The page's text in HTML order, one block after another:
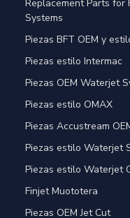
Replacement Parts for
Systems
Piezas BFT OEM y
Piezas estilo Intermac
Piezas OEM Waterjet
Piezas estilo OMAX
Piezas Accustream
Piezas estilo Waterjet
Piezas estilo Waterjet
Finjet Muototera
Piezas OEM Jet Cut